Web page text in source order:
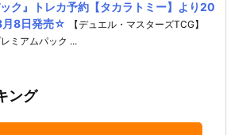
ク』トレカ予約【タカラトミー】より20
8日発売☆
【デュエル・マスターズTCG】
ミアムパック ...
ング